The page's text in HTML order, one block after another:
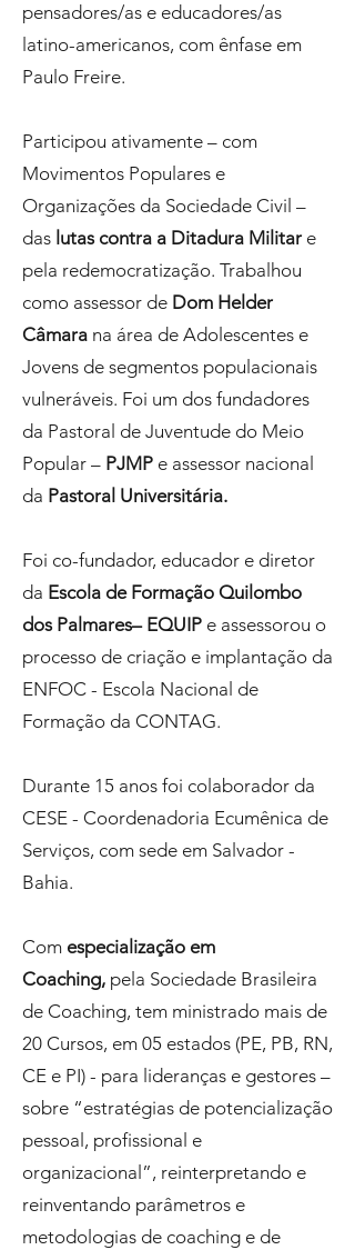
pensadores/as e educadores/as
latino-americanos, com ênfase em
Paulo Freire.
Participou ativamente – com
Movimentos Populares e
Organizações da Sociedade Civil –
das lutas contra a Ditadura Militar e
pela redemocratização. Trabalhou
como assessor de Dom Helder
Câmara na área de Adolescentes e
Jovens de segmentos populacionais
vulneráveis. Foi um dos fundadores
da Pastoral de Juventude do Meio
Popular – PJMP e assessor nacional
da Pastoral Universitária.
Foi co-fundador, educador e diretor
da Escola de Formação Quilombo
dos Palmares– EQUIP e assessorou o
processo de criação e implantação da
ENFOC - Escola Nacional de
Formação da CONTAG.
Durante 15 anos foi colaborador da
CESE - Coordenadoria Ecumênica de
Serviços, com sede em Salvador -
Bahia.
Com especialização em
Coaching, pela Sociedade Brasileira
de Coaching, tem ministrado mais de
20 Cursos, em 05 estados (PE, PB, RN,
CE e PI) - para lideranças e gestores –
sobre “estratégias de potencialização
pessoal, profissional e
organizacional”, reinterpretando e
reinventando parâmetros e
metodologias de coaching e de